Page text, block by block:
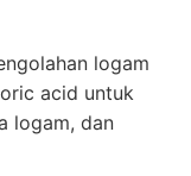
logam
acid untuk
logam, dan